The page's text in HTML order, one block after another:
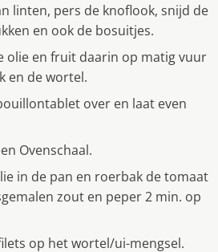
linten, pers de knoflook, snĳd de
en ook de bosuitjes.
olie en fruit daarin op matig vuur
en de wortel.
over en laat even
Ovenschaal.
in de pan en roerbak de tomaat
zout en peper 2 min. op
op het wortel/ui-mengsel.